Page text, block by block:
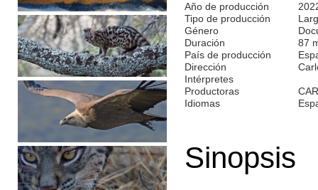
Año de producción
Tipo de producción
Género
Duración
87
País de producción
Dirección
Intérpretes
Productoras
Idiomas
Sinopsis